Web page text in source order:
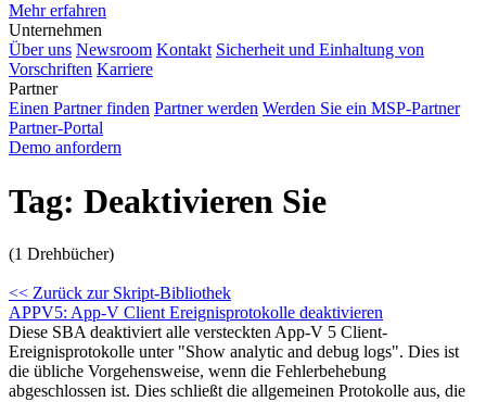
Mehr erfahren
Unternehmen
Über uns Newsroom Kontakt Sicherheit und Einhaltung von
Vorschriften Karriere
Partner
Einen Partner finden Partner werden Werden Sie ein MSP-Partner
Partner-Portal
Demo anfordern
Tag: Deaktivieren Sie
(1 Drehbücher)
<< Zurück zur Skript-Bibliothek
APPV5: App-V Client Ereignisprotokolle deaktivieren
Diese SBA deaktiviert alle versteckten App-V 5 Client-
Ereignisprotokolle unter "Show analytic and debug logs". Dies ist
die übliche Vorgehensweise, wenn die Fehlerbehebung
abgeschlossen ist. Dies schließt die allgemeinen Protokolle aus, die